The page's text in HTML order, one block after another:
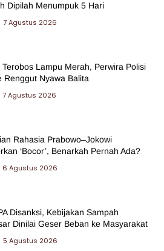
Dipilah Menumpuk 5 Hari
7 Agustus 2026
Terobos Lampu Merah, Perwira Polisi
Renggut Nyawa Balita
7 Agustus 2026
Rahasia Prabowo–Jokowi
‘Bocor’, Benarkah Pernah Ada?
6 Agustus 2026
Disanksi, Kebijakan Sampah
Dinilai Geser Beban ke Masyarakat
5 Agustus 2026